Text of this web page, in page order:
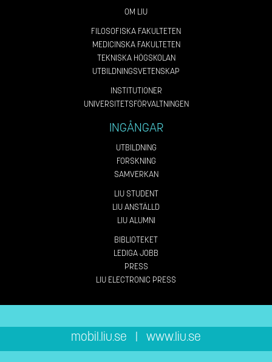
OM LIU
FILOSOFISKA FAKULTETEN
MEDICINSKA FAKULTETEN
TEKNISKA HÖGSKOLAN
UTBILDNINGSVETENSKAP
INSTITUTIONER
UNIVERSITETSFÖRVALTNINGEN
INGÅNGAR
UTBILDNING
FORSKNING
SAMVERKAN
LIU STUDENT
LIU ANSTÄLLD
LIU ALUMNI
BIBLIOTEKET
LEDIGA JOBB
PRESS
LIU ELECTRONIC PRESS
mobil.liu.se www.liu.se